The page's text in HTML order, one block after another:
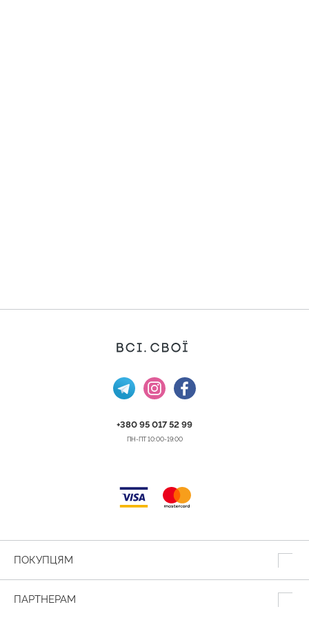
+380 95 017 52 99
ПН-ПТ 10:00-19:00
ПОКУПЦЯМ
ПАРТНЕРАМ